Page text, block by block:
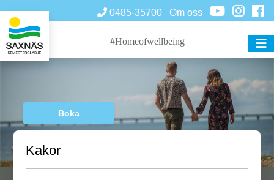
0485-35700 Om oss
#Homeofwellbeing
Boka
Kakor